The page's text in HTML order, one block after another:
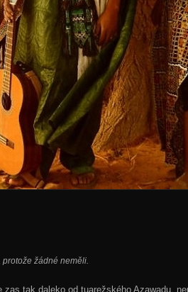
žádné neměli.
tak daleko od tuarežského Azawadu,